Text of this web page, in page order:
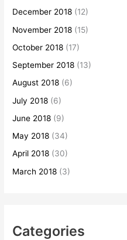
December 2018 (12)
November 2018 (15)
October 2018 (17)
September 2018 (13)
August 2018 (6)
July 2018 (6)
June 2018 (9)
May 2018 (34)
April 2018 (30)
March 2018 (3)
Categories